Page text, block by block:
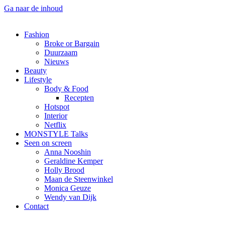
Ga naar de inhoud
Fashion
Broke or Bargain
Duurzaam
Nieuws
Beauty
Lifestyle
Body & Food
Recepten
Hotspot
Interior
Netflix
MONSTYLE Talks
Seen on screen
Anna Nooshin
Geraldine Kemper
Holly Brood
Maan de Steenwinkel
Monica Geuze
Wendy van Dijk
Contact